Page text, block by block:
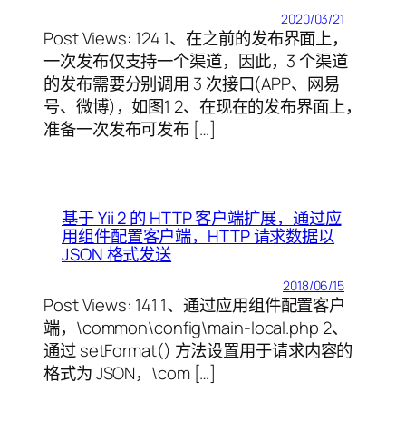
2020/03/21
Post Views: 124 1、在之前的发布界面上，
一次发布仅支持一个渠道，因此，3 个渠道
的发布需要分别调用 3 次接口(APP、网易
号、微博)，如图1 2、在现在的发布界面上，
准备一次发布可发布 […]
基于 Yii 2 的 HTTP 客户端扩展，通过应
用组件配置客户端，HTTP 请求数据以
JSON 格式发送
2018/06/15
Post Views: 141 1、通过应用组件配置客户
端，\common\config\main-local.php 2、
通过 setFormat() 方法设置用于请求内容的
格式为 JSON，\com […]